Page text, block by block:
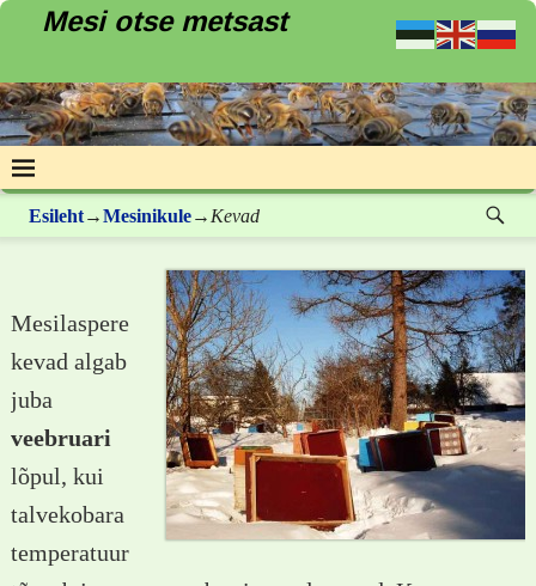
Mesi otse metsast
Esileht→Mesinikule→Kevad
Mesilaspere
kevad algab
juba
veebruari
lõpul, kui
talvekobara
temperatuur